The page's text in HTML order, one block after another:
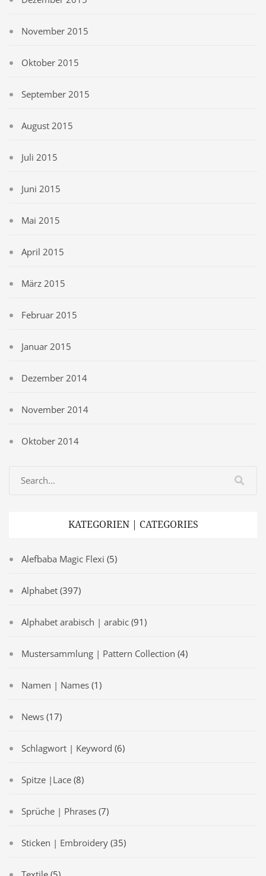
November 2015
Oktober 2015
September 2015
August 2015
Juli 2015
Juni 2015
Mai 2015
April 2015
März 2015
Februar 2015
Januar 2015
Dezember 2014
November 2014
Oktober 2014
KATEGORIEN | CATEGORIES
Alefbaba Magic Flexi (5)
Alphabet (397)
Alphabet arabisch | arabic (91)
Mustersammlung | Pattern Collection (4)
Namen | Names (1)
News (17)
Schlagwort | Keyword (6)
Spitze |Lace (8)
Sprüche | Phrases (7)
Sticken | Embroidery (35)